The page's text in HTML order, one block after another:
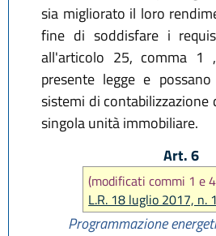
sia migliorato il loro
fine di soddisfare i
all'articolo 25, comma 1
presente legge e
sistemi di contabilizzazione
singola unità immobiliare.
Art. 6
(modificati commi 1 e
L.R. 18 luglio 2017, n.
Programmazione